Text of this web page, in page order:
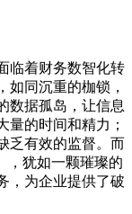
临着财务数智化转
如同沉重的枷锁，
数据孤岛，让信息
量的时间和精力；
乏有效的监督。而
，犹如一颗璀璨的
，为企业提供了破